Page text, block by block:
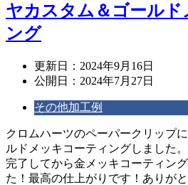
ヤカスタム＆ゴールド
ング
更新日： 2024年9月16日
公開日： 2024年7月27日
その他加工例
クロムハーツのペーパークリップ
ルドメッキコーティングしました
完了してから金メッキコーティン
た！最高の仕上がりです！ありが